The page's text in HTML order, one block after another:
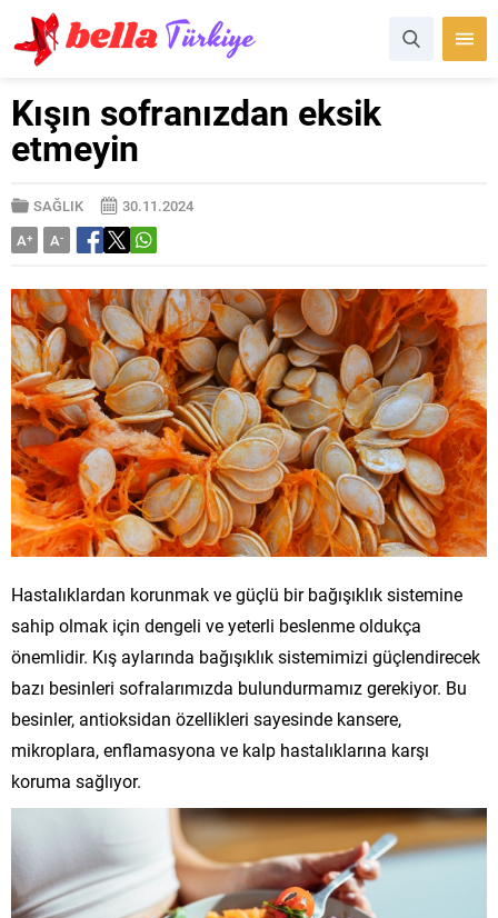
Kışın sofranızdan eksik
etmeyin
SAĞLIK
30.11.2024
A+ A-
Hastalıklardan korunmak ve güçlü bir bağışıklık sistemine
sahip olmak için dengeli ve yeterli beslenme oldukça
önemlidir. Kış aylarında bağışıklık sistemimizi güçlendirecek
bazı besinleri sofralarımızda bulundurmamız gerekiyor. Bu
besinler, antioksidan özellikleri sayesinde kansere,
mikroplara, enflamasyona ve kalp hastalıklarına karşı
koruma sağlıyor.